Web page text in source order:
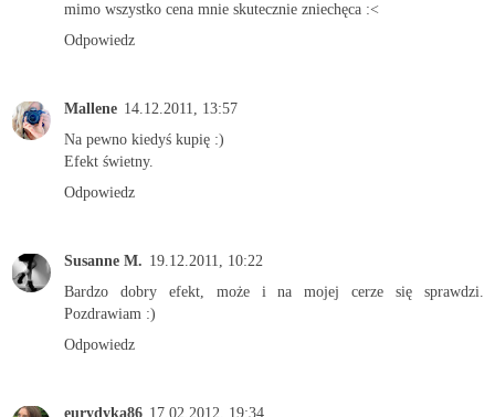
mimo wszystko cena mnie skutecznie zniechęca :<
Odpowiedz
Mallene 14.12.2011, 13:57
Na pewno kiedyś kupię :)
Efekt świetny.
Odpowiedz
Susanne M. 19.12.2011, 10:22
Bardzo dobry efekt, może i na mojej cerze się sprawdzi.
Pozdrawiam :)
Odpowiedz
eurydyka86 17.02.2012, 19:34